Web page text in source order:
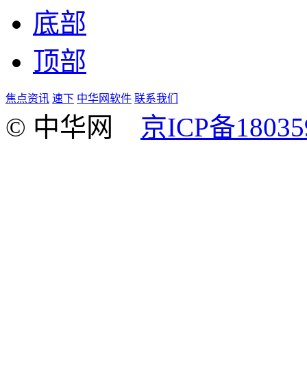
底部
顶部
焦点资讯 速下 中华网软件 联系我们
© 中华网 京ICP备